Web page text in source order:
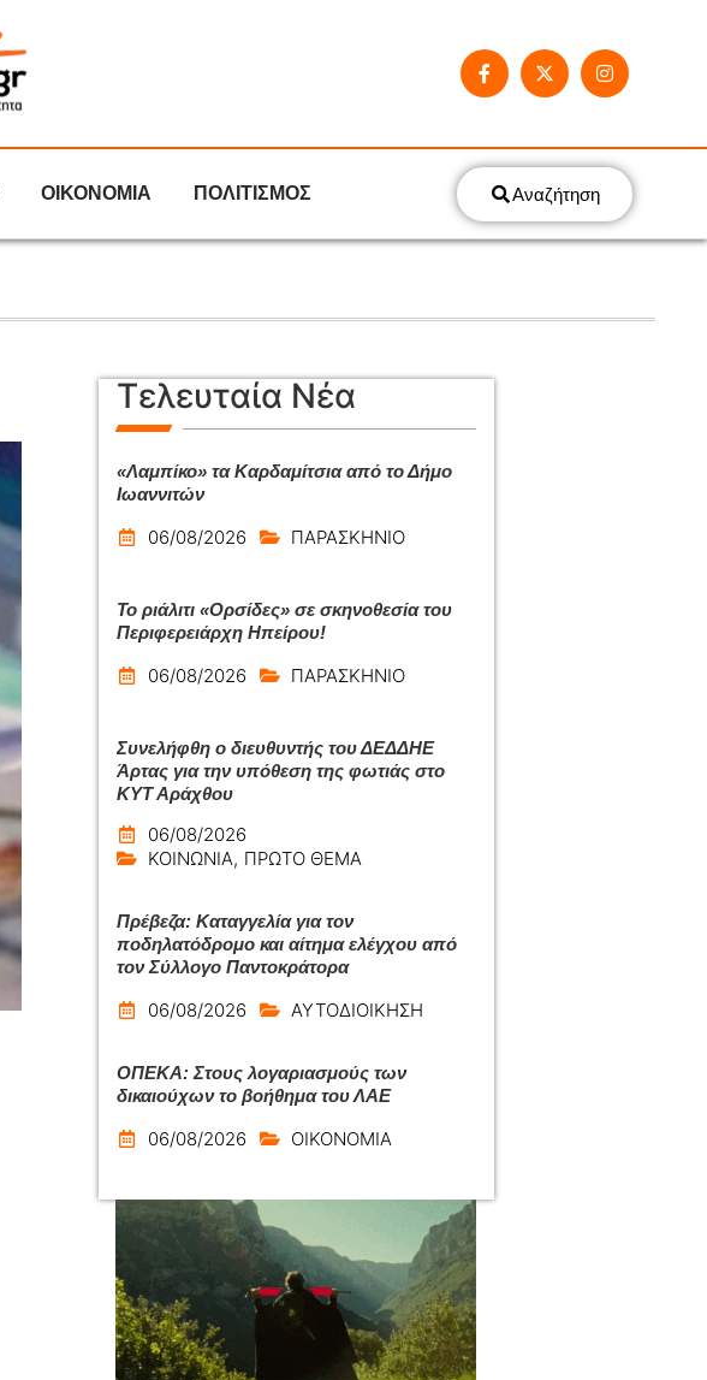
ΟΙΚΟΝΟΜΙΑ ΠΟΛΙΤΙΣΜΟΣ Αναζήτηση
Τελευταία Νέα
«Λαμπίκο» τα Καρδαμίτσια από το Δήμο
Ιωαννιτών
06/08/2026 ΠΑΡΑΣΚΗΝΙΟ
Το ριάλιτι «Ορσίδες» σε σκηνοθεσία του
Περιφερειάρχη Ηπείρου!
06/08/2026 ΠΑΡΑΣΚΗΝΙΟ
Συνελήφθη ο διευθυντής του ΔΕΔΔΗΕ
Άρτας για την υπόθεση της φωτιάς στο
ΚΥΤ Αράχθου
06/08/2026
ΚΟΙΝΩΝΙΑ, ΠΡΩΤΟ ΘΕΜΑ
Πρέβεζα: Καταγγελία για τον
ποδηλατόδρομο και αίτημα ελέγχου από
τον Σύλλογο Παντοκράτορα
06/08/2026 ΑΥΤΟΔΙΟΙΚΗΣΗ
ΟΠΕΚΑ: Στους λογαριασμούς των
δικαιούχων το βοήθημα του ΛΑΕ
06/08/2026 ΟΙΚΟΝΟΜΙΑ